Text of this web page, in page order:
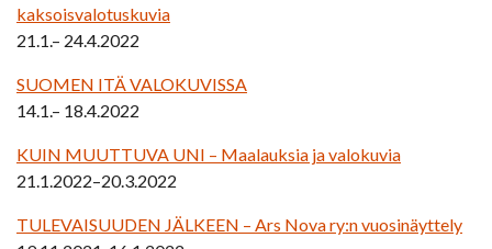
kaksoisvalotuskuvia
21.1.– 24.4.2022
SUOMEN ITÄ VALOKUVISSA
14.1.– 18.4.2022
KUIN MUUTTUVA UNI – Maalauksia ja valokuvia
21.1.2022–20.3.2022
TULEVAISUUDEN JÄLKEEN – Ars Nova ry:n vuosinäyttely